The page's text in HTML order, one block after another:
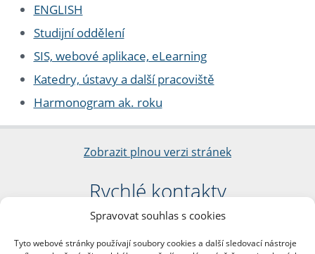
Spravovat souhlas s cookies
Tyto webové stránky používají soubory cookies a další sledovací nástroje
ENGLISH
Studijní oddělení
SIS, webové aplikace, eLearning
Katedry, ústavy a další pracoviště
Harmonogram ak. roku
Zobrazit plnou verzi stránek
Rychlé kontakty
Filozofická fakulta
nám. Jana Palacha 1/2